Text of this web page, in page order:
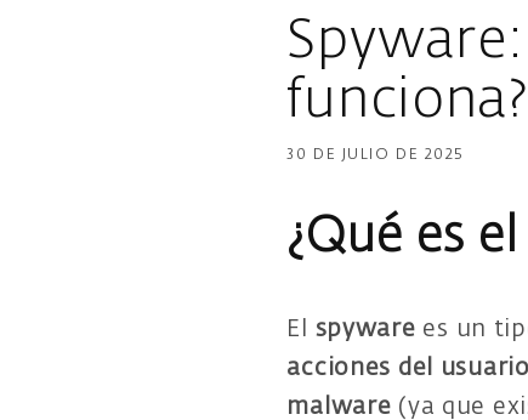
funciona?
30 DE JULIO DE 2025
¿Qué es
El spyware es un
acciones del usuario
malware (ya que